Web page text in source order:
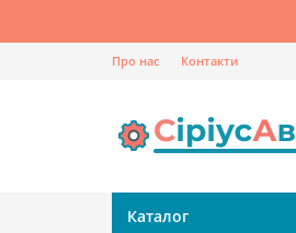
Про нас Контакти
Каталог